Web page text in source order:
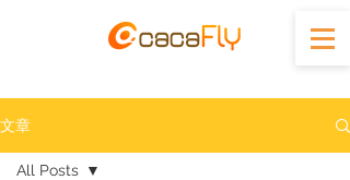
文章
All Posts